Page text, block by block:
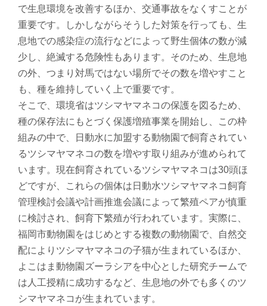
で生息環境を改善するほか、交通事故をなくすことが
重要です。しかしながらそうした対策を行っても、生
息地での感染症の流行などによって野生個体の数が減
少し、絶滅する危険性もあります。そのため、生息地
の外、つまり対馬ではない場所でその数を増やすこと
も、種を維持していく上で重要です。
そこで、環境省はツシマヤマネコの保護を図るため、
種の保存法にもとづく保護増殖事業を開始し、この枠
組みの中で、日動水に加盟する動物園で飼育されてい
るツシマヤマネコの数を増やす取り組みが進められて
います。現在飼育されているツシマヤマネコは30頭ほ
どですが、これらの個体は日動水ツシマヤマネコ飼育
管理検討会議や計画推進会議によって繁殖ペアが慎重
に検討され、飼育下繁殖が行われています。実際に、
福岡市動物園をはじめとする複数の動物園で、自然交
配によりツシマヤマネコの子猫が生まれているほか、
よこはま動物園ズーラシアを中心とした研究チームで
は人工授精に成功するなど、生息地の外でも多くのツ
シマヤマネコが生まれています。